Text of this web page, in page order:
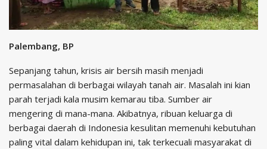
Palembang, BP
Sepanjang tahun, krisis air bersih masih menjadi
permasalahan di berbagai wilayah tanah air. Masalah ini kian
parah terjadi kala musim kemarau tiba. Sumber air
mengering di mana-mana. Akibatnya, ribuan keluarga di
berbagai daerah di Indonesia kesulitan memenuhi kebutuhan
paling vital dalam kehidupan ini, tak terkecuali masyarakat di